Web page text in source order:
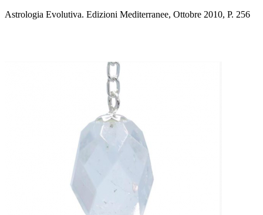
Astrologia Evolutiva. Edizioni Mediterranee, Ottobre 2010, P. 256